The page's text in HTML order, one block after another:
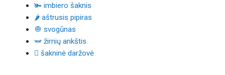
🫚 imbiero šaknis
🌶 aštrusis pipiras
🧅 svogūnas
🫛 žirnių ankštis
🫜 šakninė daržovė